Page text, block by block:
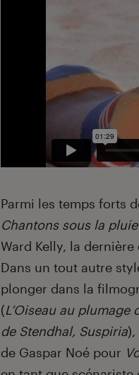
Parmi les temps forts
Chantons sous la pluie
Ward Kelly, la
Dans un tout autre
plonger dans la
(L’Oiseau au
de Stendhal, Suspiria),
de Gaspar Noé pour